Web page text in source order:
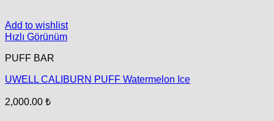
Add to wishlist
Hızlı Görünüm
PUFF BAR
UWELL CALIBURN PUFF Watermelon Ice
2,000.00 ₺